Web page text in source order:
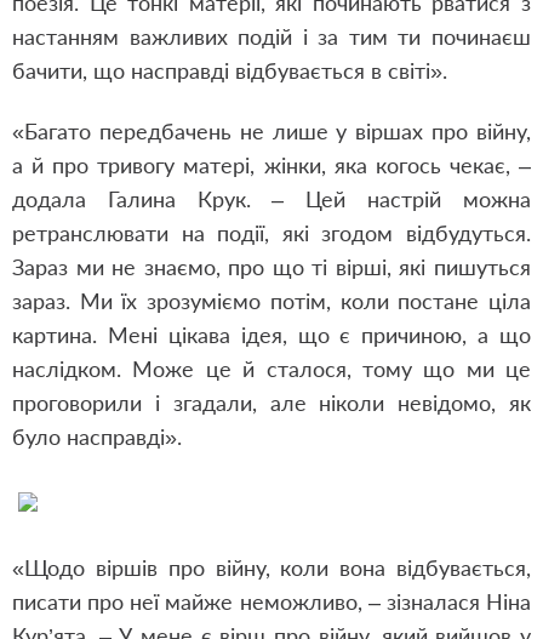
настанням важливих подій і за тим ти починаєш
бачити, що насправді відбувається в світі».
«Багато передбачень не лише у віршах про війну,
а й про тривогу матері, жінки, яка когось чекає, –
додала Галина Крук. – Цей настрій можна
ретранслювати на події, які згодом відбудуться.
Зараз ми не знаємо, про що ті вірші, які пишуться
зараз. Ми їх зрозуміємо потім, коли постане ціла
картина. Мені цікава ідея, що є причиною, а що
наслідком. Може це й сталося, тому що ми це
проговорили і згадали, але ніколи невідомо, як
було насправді».
«Щодо віршів про війну, коли вона відбувається,
писати про неї майже неможливо, – зізналася Ніна